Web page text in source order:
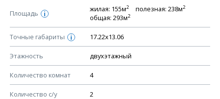
Площадь i
жилая: 155м2 полезная: 238м2
общая: 293м2
Точные габариты i 17.22х13.06
Этажность двухэтажный
Количество комнат 4
Количество с/у 2
Спецификация материалов стен
Схема расположения лаг чердака (если есть)
Схема расположения элементов стропил
Спецификация элементов стропил
Устройство стропильной системы
Узлы устройства кровли
План кровли